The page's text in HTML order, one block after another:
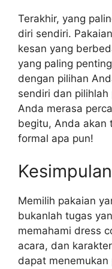
Terakhir, yang
diri sendiri.
kesan yang
yang paling
dengan pilihan
sendiri dan
Anda merasa
begitu, Anda akan
formal apa pun!
Kesimpulan
Memilih pakaian
bukanlah tugas
memahami dress
acara, dan
dapat menemukan